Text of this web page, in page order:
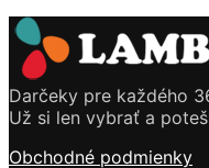
bola:
3,49€.
je:
2,49€.
Darčeky pre každého
Už si len vybrať a
Obchodné podmienky